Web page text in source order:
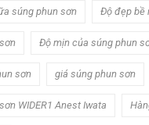
súng phun sơn Độ đẹp bề
Độ mịn của súng phun
sơn giá súng phun sơn
WIDER1 Anest Iwata